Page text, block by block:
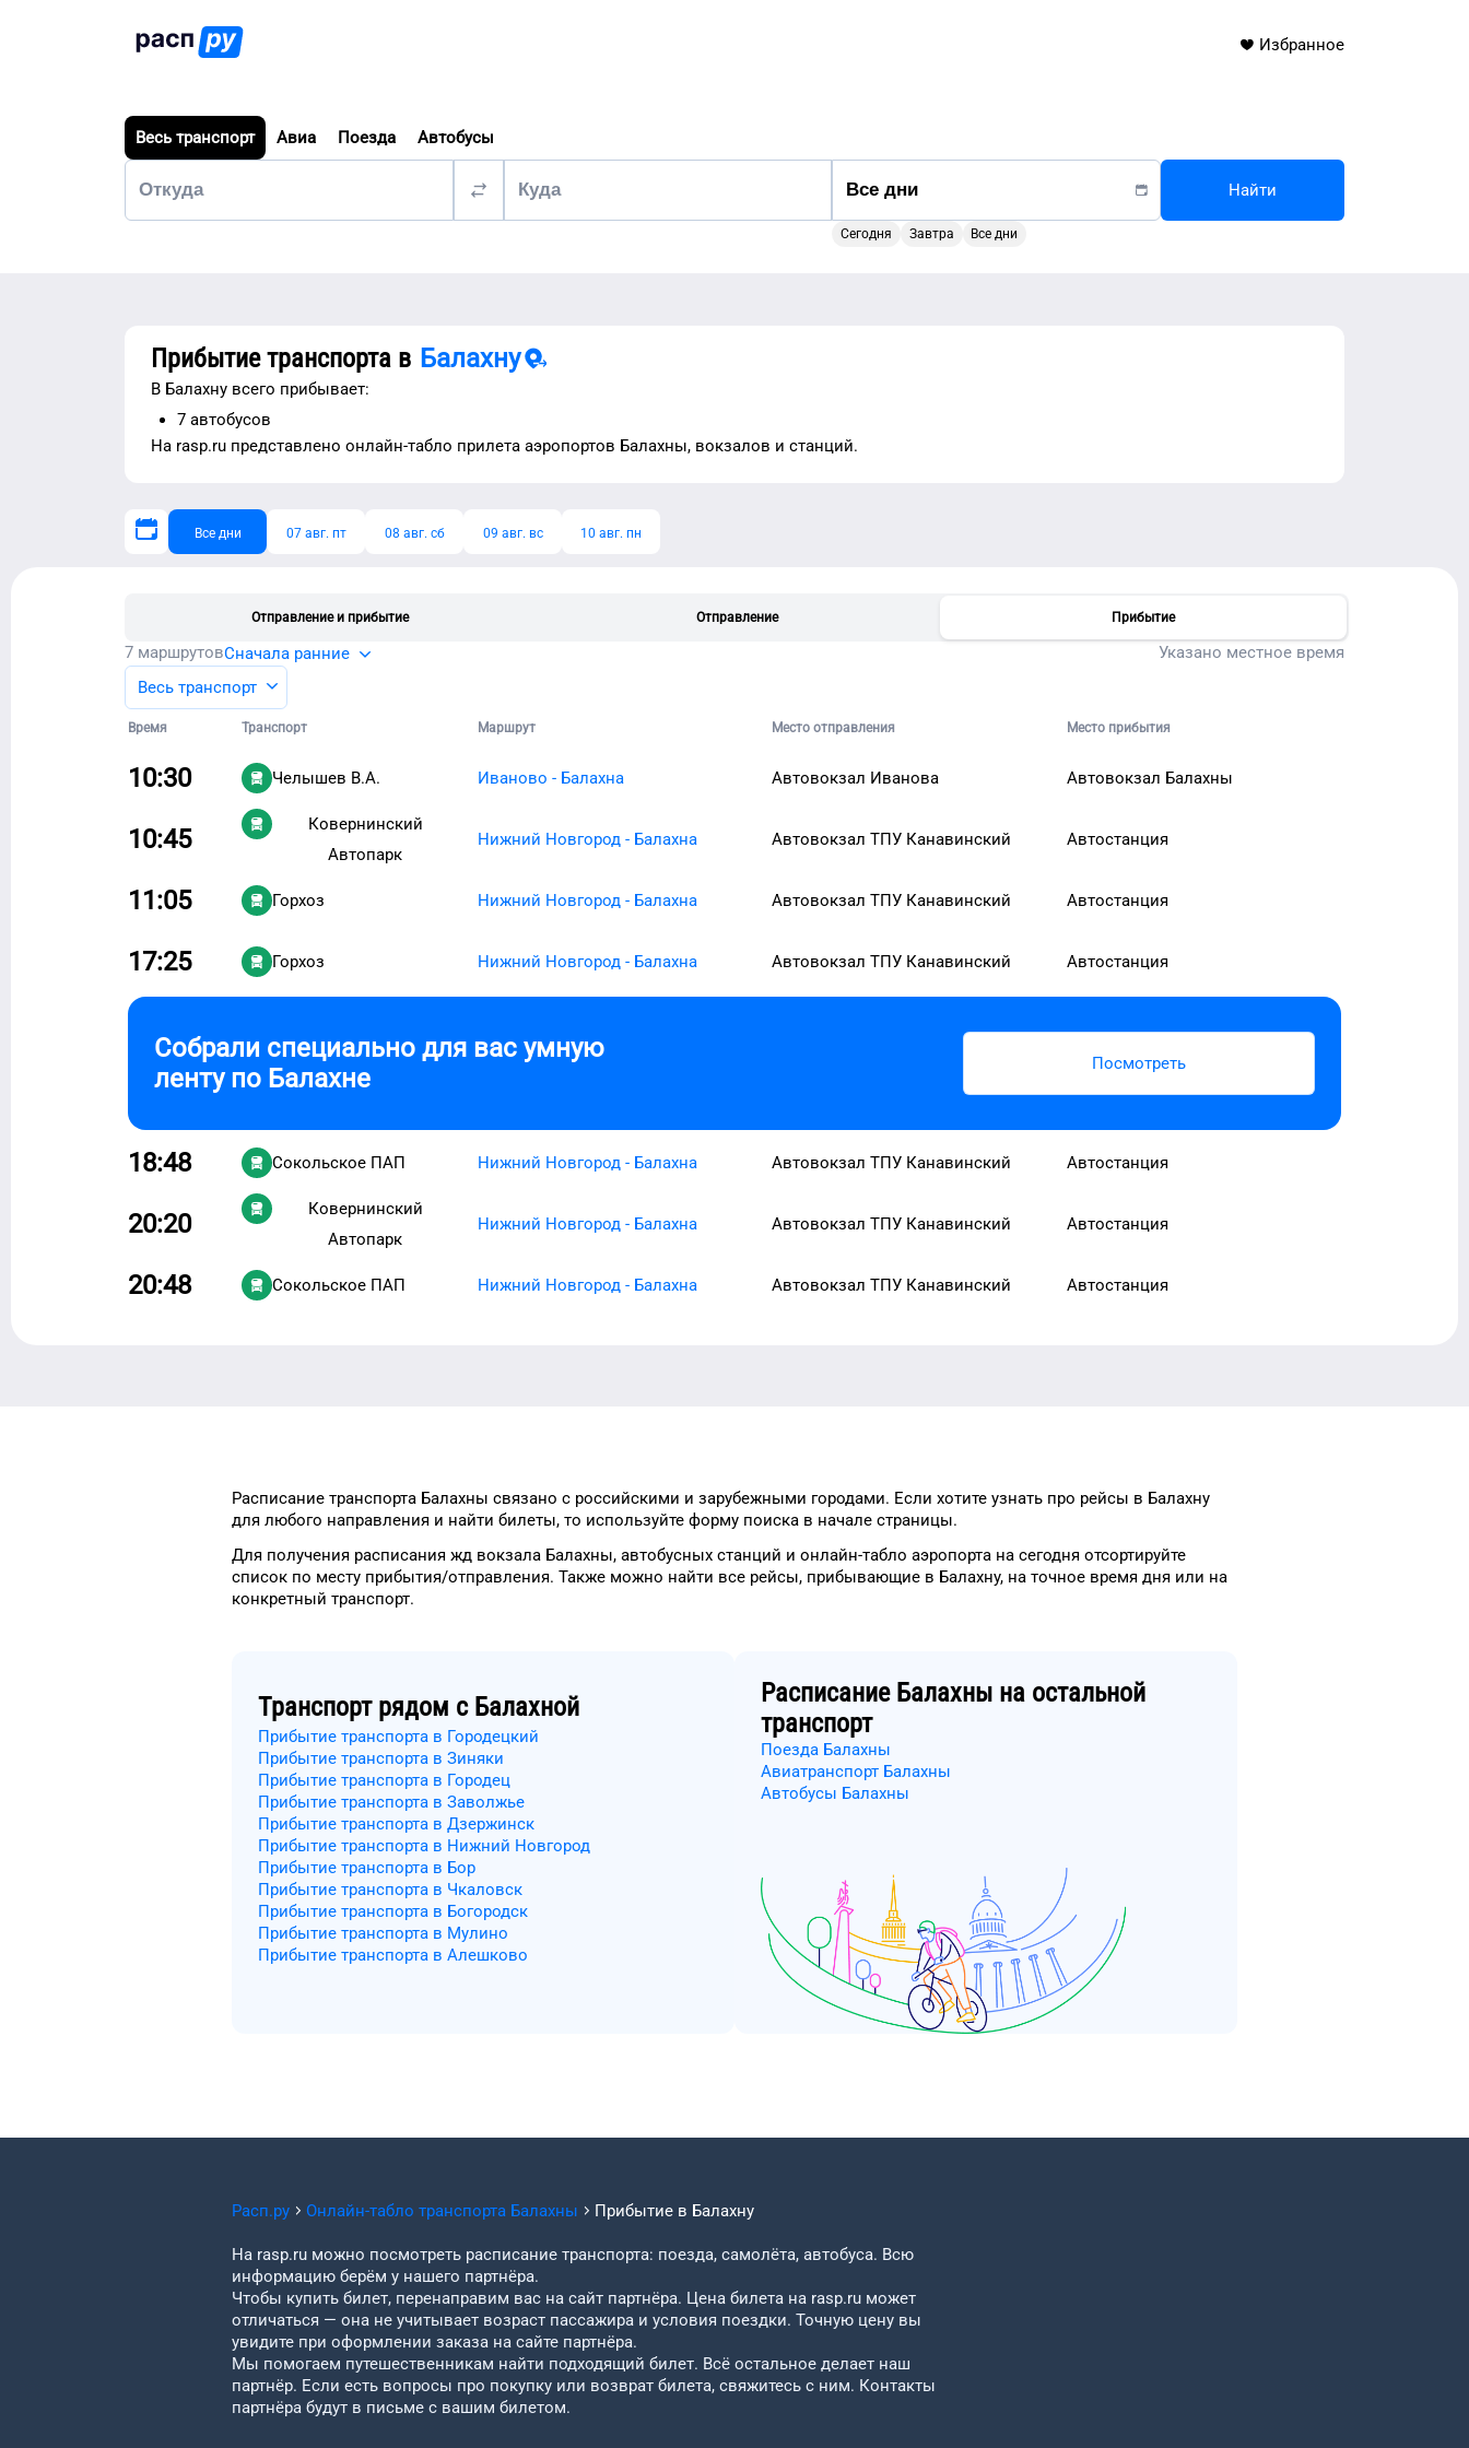
Избранное
Весь транспорт Авиа Поезда Автобусы
Сегодня Завтра Все дни
Найти
Прибытие транспорта в Балахну
В Балахну всего прибывает:
7 автобусов
На rasp.ru представлено онлайн-табло прилета аэропортов Балахны, вокзалов и станций.
Все дни 07 авг. пт 08 авг. сб 09 авг. вс 10 авг. пн
Отправление и прибытие Отправление Прибытие
7 маршрутовСначала ранние
Указано местное время
Весь транспорт
Время Транспорт Маршрут Место отправления Место прибытия
10:30 Челышев В.А. Иваново - Балахна Автовокзал Иванова Автовокзал Балахны
10:45
Ковернинский
Автопарк
Нижний Новгород - Балахна Автовокзал ТПУ Канавинский Автостанция
11:05 Горхоз Нижний Новгород - Балахна Автовокзал ТПУ Канавинский Автостанция
17:25 Горхоз Нижний Новгород - Балахна Автовокзал ТПУ Канавинский Автостанция
Собрали специально для вас умную
ленту по Балахне Посмотреть
18:48 Сокольское ПАП Нижний Новгород - Балахна Автовокзал ТПУ Канавинский Автостанция
20:20
Ковернинский
Автопарк
Нижний Новгород - Балахна Автовокзал ТПУ Канавинский Автостанция
20:48 Сокольское ПАП Нижний Новгород - Балахна Автовокзал ТПУ Канавинский Автостанция
Расписание транспорта Балахны связано с российскими и зарубежными городами. Если хотите узнать про рейсы в Балахну
для любого направления и найти билеты, то используйте форму поиска в начале страницы.
Для получения расписания жд вокзала Балахны, автобусных станций и онлайн-табло аэропорта на сегодня отсортируйте
список по месту прибытия/отправления. Также можно найти все рейсы, прибывающие в Балахну, на точное время дня или на
конкретный транспорт.
Транспорт рядом с Балахной
Прибытие транспорта в Городецкий
Прибытие транспорта в Зиняки
Прибытие транспорта в Городец
Прибытие транспорта в Заволжье
Прибытие транспорта в Дзержинск
Прибытие транспорта в Нижний Новгород
Прибытие транспорта в Бор
Прибытие транспорта в Чкаловск
Прибытие транспорта в Богородск
Прибытие транспорта в Мулино
Прибытие транспорта в Алешково
Расписание Балахны на остальной
транспорт
Поезда Балахны
Авиатранспорт Балахны
Автобусы Балахны
Расп.ру Онлайн-табло транспорта Балахны Прибытие в Балахну
На rasp.ru можно посмотреть расписание транспорта: поезда, самолёта, автобуса. Всю
информацию берём у нашего партнёра.
Чтобы купить билет, перенаправим вас на сайт партнёра. Цена билета на rasp.ru может
отличаться — она не учитывает возраст пассажира и условия поездки. Точную цену вы
увидите при оформлении заказа на сайте партнёра.
Мы помогаем путешественникам найти подходящий билет. Всё остальное делает наш
партнёр. Если есть вопросы про покупку или возврат билета, свяжитесь с ним. Контакты
партнёра будут в письме с вашим билетом.